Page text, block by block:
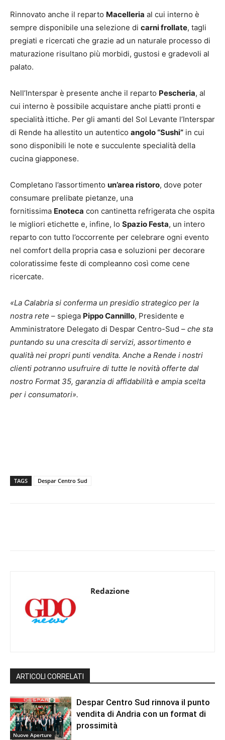
Rinnovato anche il reparto Macelleria al cui interno è
sempre disponibile una selezione di carni frollate, tagli
pregiati e ricercati che grazie ad un naturale processo di
maturazione risultano più morbidi, gustosi e gradevoli al
palato.
Nell’Interspar è presente anche il reparto Pescheria, al
cui interno è possibile acquistare anche piatti pronti e
specialità ittiche. Per gli amanti del Sol Levante l’Interspar
di Rende ha allestito un autentico angolo “Sushi” in cui
sono disponibili le note e succulente specialità della
cucina giapponese.
Completano l’assortimento un’area ristoro, dove poter
consumare prelibate pietanze, una
fornitissima Enoteca con cantinetta refrigerata che ospita
le migliori etichette e, infine, lo Spazio Festa, un intero
reparto con tutto l’occorrente per celebrare ogni evento
nel comfort della propria casa e soluzioni per decorare
coloratissime feste di compleanno così come cene
ricercate.
«La Calabria si conferma un presidio strategico per la
nostra rete – spiega Pippo Cannillo, Presidente e
Amministratore Delegato di Despar Centro-Sud – che sta
puntando su una crescita di servizi, assortimento e
qualità nei propri punti vendita. Anche a Rende i nostri
clienti potranno usufruire di tutte le novità offerte dal
nostro Format 35, garanzia di affidabilità e ampia scelta
per i consumatori».
TAGS Despar Centro Sud
Redazione
ARTICOLI CORRELATI
Nuove Aperture
Despar Centro Sud rinnova il punto
vendita di Andria con un format di
prossimità